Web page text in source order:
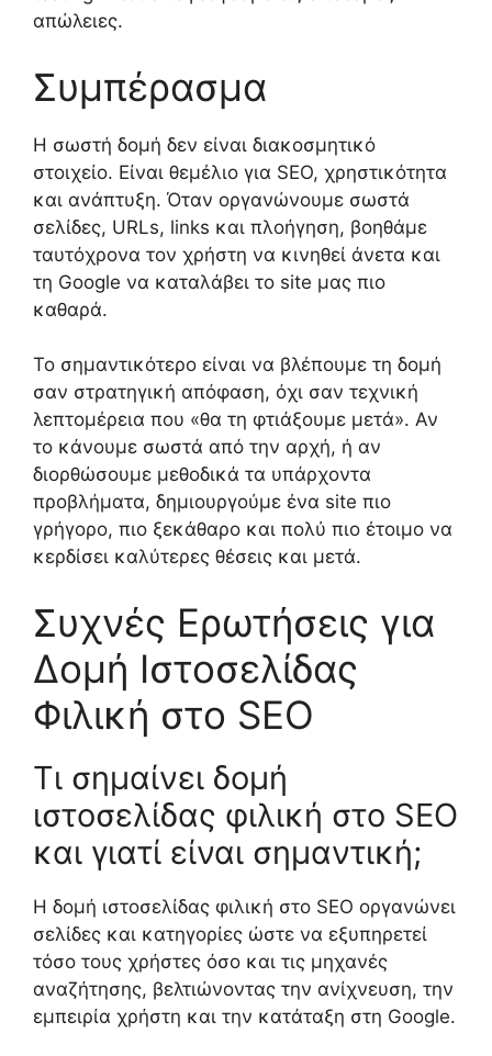
απώλειες.
Συμπέρασμα
Η σωστή δομή δεν είναι διακοσμητικό
στοιχείο. Είναι θεμέλιο για SEO, χρηστικότητα
και ανάπτυξη. Όταν οργανώνουμε σωστά
σελίδες, URLs, links και πλοήγηση, βοηθάμε
ταυτόχρονα τον χρήστη να κινηθεί άνετα και
τη Google να καταλάβει το site μας πιο
καθαρά.
Το σημαντικότερο είναι να βλέπουμε τη δομή
σαν στρατηγική απόφαση, όχι σαν τεχνική
λεπτομέρεια που «θα τη φτιάξουμε μετά». Αν
το κάνουμε σωστά από την αρχή, ή αν
διορθώσουμε μεθοδικά τα υπάρχοντα
προβλήματα, δημιουργούμε ένα site πιο
γρήγορο, πιο ξεκάθαρο και πολύ πιο έτοιμο να
κερδίσει καλύτερες θέσεις και μετά.
Συχνές Ερωτήσεις για
Δομή Ιστοσελίδας
Φιλική στο SEO
Τι σημαίνει δομή
ιστοσελίδας φιλική στο SEO
και γιατί είναι σημαντική;
Η δομή ιστοσελίδας φιλική στο SEO οργανώνει
σελίδες και κατηγορίες ώστε να εξυπηρετεί
τόσο τους χρήστες όσο και τις μηχανές
αναζήτησης, βελτιώνοντας την ανίχνευση, την
εμπειρία χρήστη και την κατάταξη στη Google.